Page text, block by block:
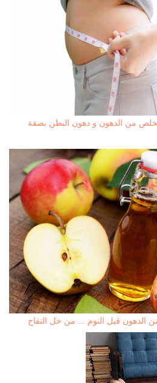
للتخلص من الدهون و دهون البطن بصفة
الدهون قبل النوم ... من خل التفاح